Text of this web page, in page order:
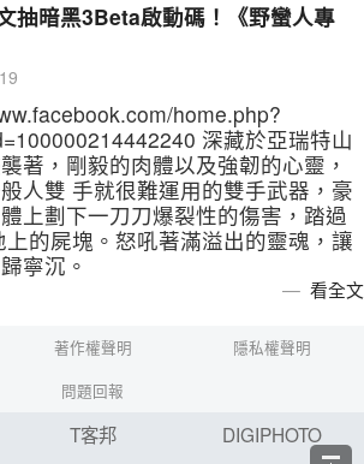
抽暗黑3Beta啟動碼！《野蠻人專
home.php?
深藏於亞瑞特山
著，剛毅的肉體以及強韌的心靈，
人雙 手就很難運用的雙手武器，豪
上劃下一刀刀爆裂性的傷害，踏過
的屍塊。怒吼著滿溢出的靈魂，讓
寧沉。
看全文
著作權聲明
隱私權聲明
問題回報
T客邦 DIGIPHOTO